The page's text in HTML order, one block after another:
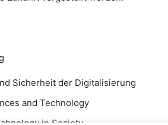
Sicherheit der Digitalisierung
and Technology